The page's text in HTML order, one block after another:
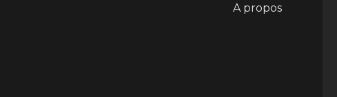
A propos